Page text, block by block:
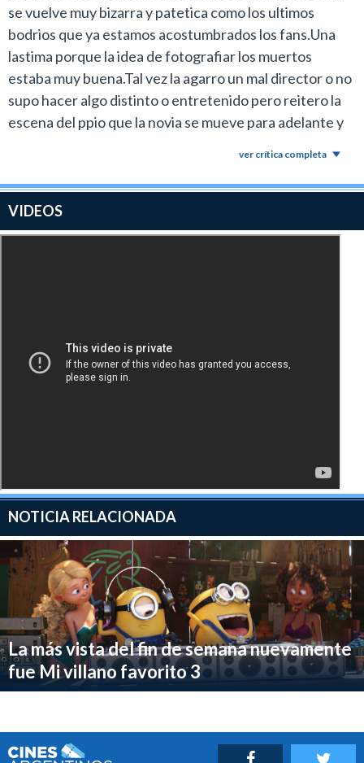
se vuelve muy bizarra y patetica como los ultimos
bodrios que ya estamos acostumbrados los fans.Una
lastima porque la idea de fotografiar los muertos
estaba muy buena.Tal vez la agarro un mal director o no
supo hacer algo distinto o entretenido pero reitero la
escena del ppio que la novia se mueve para adelante y
queda otra.Espero no termine mal el año para los
fans.Un 5.
ver crítica completa
VIDEOS
NOTICIA RELACIONADA
La más vista del fin de semana nuevamente
fue Mi villano favorito 3